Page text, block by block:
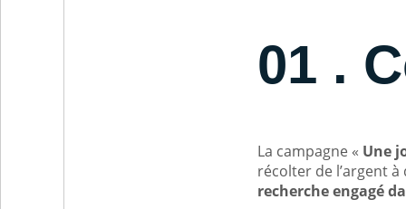
01 .
La campagne « Une
récolter de l’argent
recherche engagé